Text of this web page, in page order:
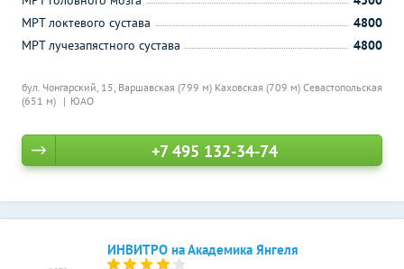
бул. Чонгарский, 15, Варшавская (799 м) Каховская (709 м) Севастопольская
(651 м)
ЮАО
МРТ локтевого сустава
4800
МРТ лучезапястного сустава
4800
+7 495 132-34-74
ИНВИТРО на Академика Янгеля